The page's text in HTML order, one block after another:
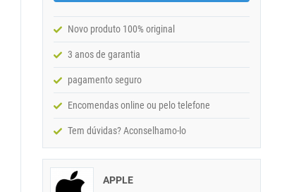
Novo produto 100% original
3 anos de garantia
pagamento seguro
Encomendas online ou pelo telefone
Tem dúvidas? Aconselhamo-lo
APPLE